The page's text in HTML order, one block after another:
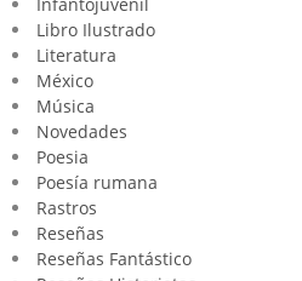
Libro Ilustrado
Literatura
México
Música
Novedades
Poesia
Poesía rumana
Rastros
Reseñas
Reseñas Fantástico